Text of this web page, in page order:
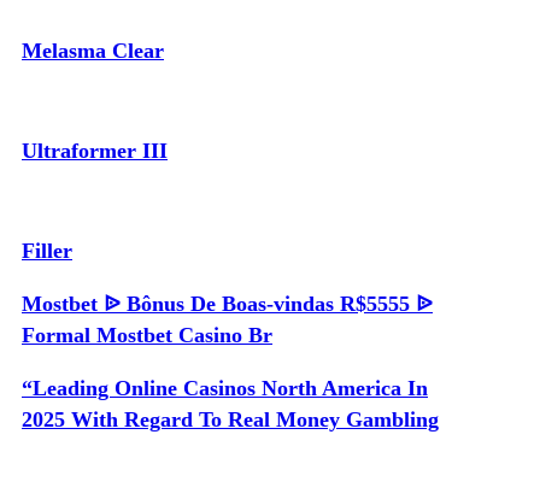
Melasma Clear
Ultraformer III
Filler
Mostbet ᐉ Bônus De Boas-vindas R$5555 ᐉ
Formal Mostbet Casino Br
“Leading Online Casinos North America In
2025 With Regard To Real Money Gambling